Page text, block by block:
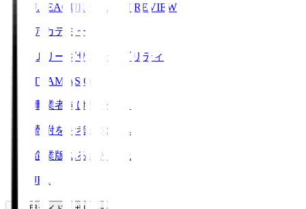
J.LEAGUE SEASON REVIEW
アカデミー
Ｊリーグサステナビリティ
TEAM AS ONE
事業者向けサービス
寄附をお考えの方へ
企業版ふるさと納税
JFA